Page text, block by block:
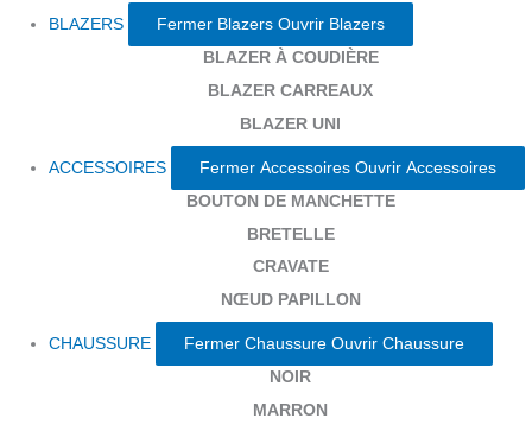
BLAZERS
Fermer Blazers Ouvrir Blazers
BLAZER À COUDIÈRE
BLAZER CARREAUX
BLAZER UNI
ACCESSOIRES Fermer Accessoires Ouvrir Accessoires
BOUTON DE MANCHETTE
BRETELLE
CRAVATE
NŒUD PAPILLON
CHAUSSURE Fermer Chaussure Ouvrir Chaussure
NOIR
MARRON